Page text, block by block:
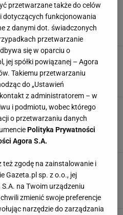
złoto? Dzięki tym sposobom
SPOSOBY ZŁOTO
na komunię dostają taki
praktyczny i uniwersalny
PIENIĄDZE PREZENTY
ogólnej. Wzbogacisz się o
DODANE QUIZ TEST
znajduje się 250 wraków ze
z nich mają być 22 tony
ODKRYCIA PORTUGALIA
przetwarzane także do celów
dotyczących funkcjonowania
z danymi dot. świadczonych
przetwarzanie
się w oparciu o
jej spółki powiązanej – Agora
Takiemu przetwarzaniu
do „Ustawień
z administratorem – w
i podmiotu, wobec którego
o przetwarzaniu danych
Polityka Prywatności
Agora S.A.
też zgodę na zainstalowanie i
Gazeta.pl sp. z o.o., jej
na Twoim urządzeniu
zmienić swoje preferencje
narzędzie do zarządzania